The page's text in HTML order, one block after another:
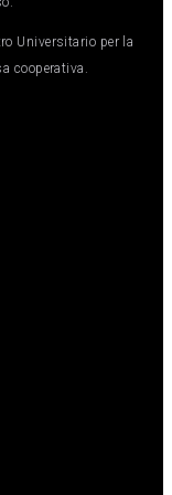
Universitario per la
cooperativa.